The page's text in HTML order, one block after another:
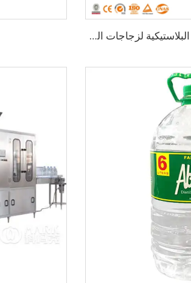
أسعار ماكينات صب القوالب البلاستيكية لزجاجات الحيوانات الأليفة